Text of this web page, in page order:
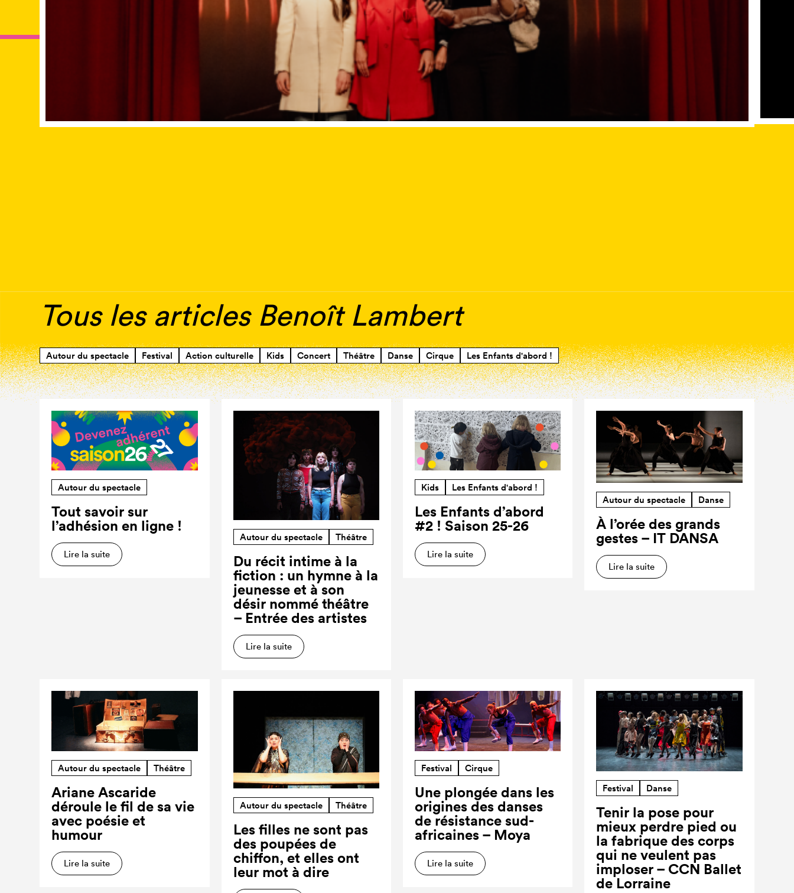
Tous les articles Benoît Lambert
Autour du spectacle Festival Action culturelle Kids Concert Théâtre Danse Cirque Les Enfants d'abord !
Autour du spectacle
Tout savoir sur
l’adhésion en ligne !
Lire la suite
Autour du spectacle Théâtre
Du récit intime à la
fiction : un hymne à la
jeunesse et à son
désir nommé théâtre
– Entrée des artistes
Lire la suite
Kids Les Enfants d'abord !
Les Enfants d’abord
#2 ! Saison 25-26
Lire la suite
Autour du spectacle Danse
À l’orée des grands
gestes – IT DANSA
Lire la suite
Autour du spectacle Théâtre
Ariane Ascaride
déroule le fil de sa vie
avec poésie et
humour
Lire la suite
Autour du spectacle Théâtre
Les filles ne sont pas
des poupées de
chiffon, et elles ont
leur mot à dire
Festival Cirque
Une plongée dans les
origines des danses
de résistance sud-
africaines – Moya
Lire la suite
Festival Danse
Tenir la pose pour
mieux perdre pied ou
la fabrique des corps
qui ne veulent pas
imploser – CCN Ballet
de Lorraine